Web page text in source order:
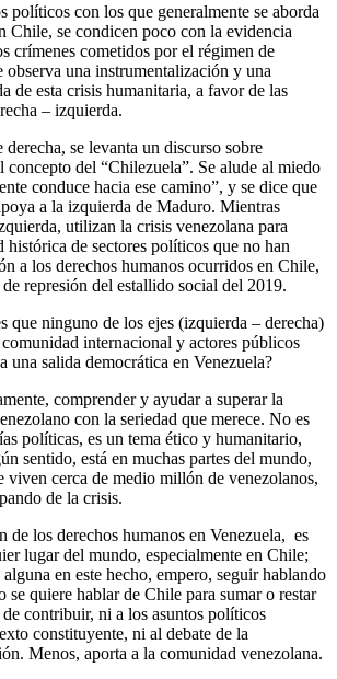
políticos con los que generalmente se aborda
Chile, se condicen poco con la evidencia
crímenes cometidos por el régimen de
observa una instrumentalización y una
de esta crisis humanitaria, a favor de las
– izquierda.
derecha, se levanta un discurso sobre
concepto del “Chilezuela”. Se alude al miedo
conduce hacia ese camino”, y se dice que
a la izquierda de Maduro. Mientras
utilizan la crisis venezolana para
histórica de sectores políticos que no han
a los derechos humanos ocurridos en Chile,
represión del estallido social del 2019.
que ninguno de los ejes (izquierda – derecha)
internacional y actores públicos
una salida democrática en Venezuela?
comprender y ayudar a superar la
con la seriedad que merece. No es
políticas, es un tema ético y humanitario,
sentido, está en muchas partes del mundo,
cerca de medio millón de venezolanos,
de la crisis.
de los derechos humanos en Venezuela, es
lugar del mundo, especialmente en Chile;
en este hecho, empero, seguir hablando
se quiere hablar de Chile para sumar o restar
contribuir, ni a los asuntos políticos
constituyente, ni al debate de la
Menos, aporta a la comunidad venezolana.